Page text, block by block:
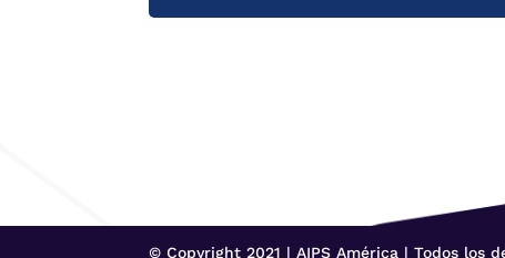
© Copyright 2021 | AIPS América | Todos los